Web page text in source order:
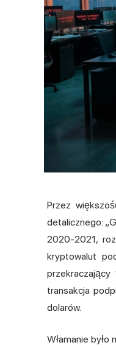
Przez
detalicznego:
2020-2021,
kryptowalut
transakcja
dolarów.
Włamanie